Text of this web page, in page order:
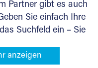
Partner gibt es auch
Sie einfach Ihre
Suchfeld ein – Sie
in